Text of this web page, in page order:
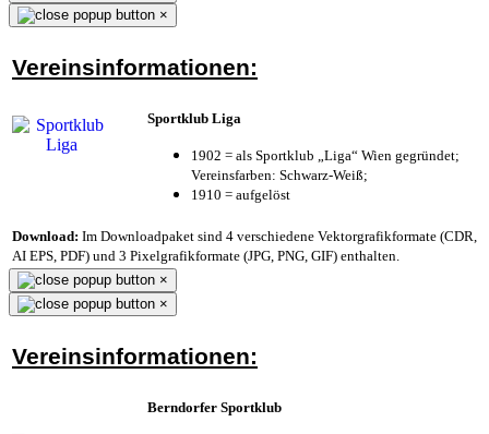
×
Vereinsinformationen:
Sportklub Liga
1902 = als Sportklub „Liga“ Wien gegründet;
Vereinsfarben: Schwarz-Weiß;
1910 = aufgelöst
Download: Im Downloadpaket sind 4 verschiedene Vektorgrafikformate (CDR,
AI EPS, PDF) und 3 Pixelgrafikformate (JPG, PNG, GIF) enthalten.
×
×
Vereinsinformationen:
Berndorfer Sportklub